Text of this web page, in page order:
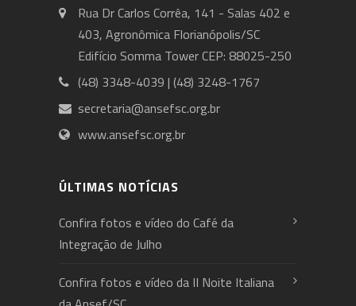
Rua Dr Carlos Corrêa, 141 - Salas 402 e
403, Agronômica Florianópolis/SC
Edifício Somma Tower CEP: 88025-250
(48) 3348-4039 | (48) 3248-1767
secretaria@ansefsc.org.br
www.ansefsc.org.br
ÚLTIMAS NOTÍCIAS
Confira fotos e vídeo do Café da
Integração de Julho
Confira fotos e vídeo da II Noite Italiana